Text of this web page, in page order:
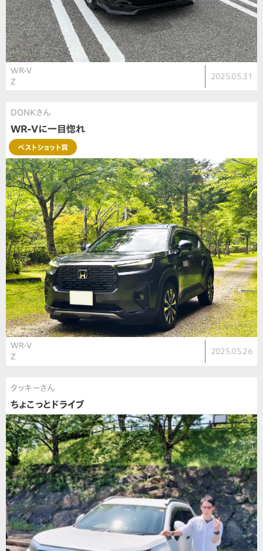
WR-V
Ｚ
2025.05.31
DONKさん
WR-Vに一目惚れ
ベストショット賞
WR-V
Z
2025.05.26
タッキーさん
ちょこっとドライブ